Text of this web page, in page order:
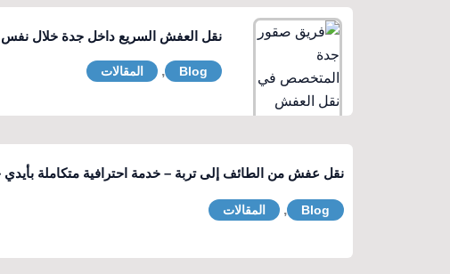
نقل العفش السريع داخل جدة خلال نفس
Blog
, المقالات
نقل عفش من الطائف إلى تربة – خدمة احترافية متكاملة بأيدي
Blog
, المقالات